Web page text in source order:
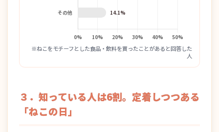
※ねこをモチーフとした食品・飲料を買ったことがあると回答した
人
３．知っている人は6割。定着しつつある
「ねこの日」